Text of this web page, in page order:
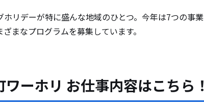
リデーが特に盛んな地域のひとつ。今年は7つの事
まなプログラムを募集しています。
ワーホリ お仕事内容はこちら